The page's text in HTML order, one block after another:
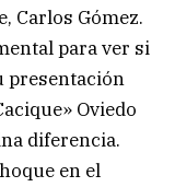
Carlos Gómez.
para ver si
presentación
Oviedo
diferencia.
en el